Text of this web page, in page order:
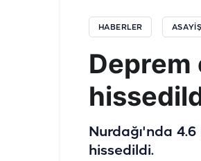
HABERLER ASAYIŞ
Deprem
Nurdağı'nda
hissedildi.